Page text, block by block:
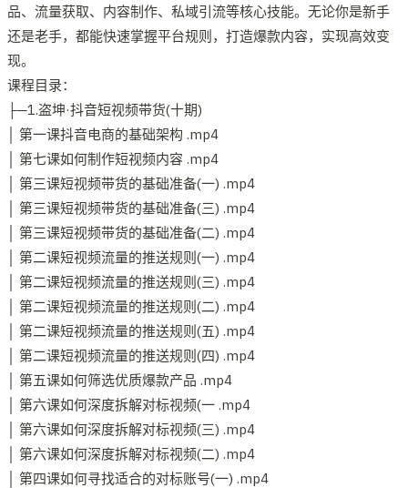
品、流量获取、内容制作、私域引流等核心技能。无论你是新手
还是老手，都能快速掌握平台规则，打造爆款内容，实现高效变
现。
课程目录：
├─1.盗坤·抖音短视频带货(十期)
│ 第一课抖音电商的基础架构 .mp4
│ 第七课如何制作短视频内容 .mp4
│ 第三课短视频带货的基础准备(一) .mp4
│ 第三课短视频带货的基础准备(三) .mp4
│ 第三课短视频带货的基础准备(二) .mp4
│ 第二课短视频流量的推送规则(一) .mp4
│ 第二课短视频流量的推送规则(三) .mp4
│ 第二课短视频流量的推送规则(二) .mp4
│ 第二课短视频流量的推送规则(五) .mp4
│ 第二课短视频流量的推送规则(四) .mp4
│ 第五课如何筛选优质爆款产品 .mp4
│ 第六课如何深度拆解对标视频(一 .mp4
│ 第六课如何深度拆解对标视频(三) .mp4
│ 第六课如何深度拆解对标视频(二) .mp4
│ 第四课如何寻找适合的对标账号(一) .mp4